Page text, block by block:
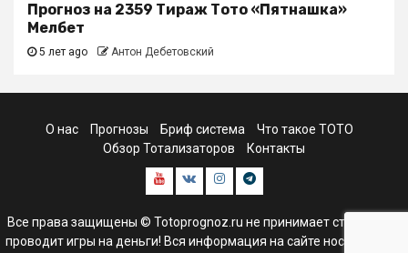
Прогноз на 2359 Тираж Тото «Пятнашка»
Мелбет
5 лет ago Антон Дебетовский
О нас Прогнозы Бриф система
Что такое ТОТО
Обзор Тотализаторов
Контакты
Youtube
В
Инстаграм
Телеграм
Все права защищены © Totoprognoz.ru не принимает ставки и не
проводит игры на деньги! Вся информация на сайте носит только